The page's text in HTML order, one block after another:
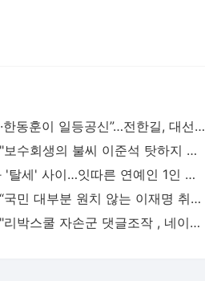
“이준석·한동훈이 일등공신”…전한길, 대선 패배 원인 분석
홍준표 "보수회생의 불씨 이준석 탓하지 마라"
'절세'와 '탈세' 사이…잇따른 연예인 1인 기획사 논란 왜?
김문수 “국민 대부분 원치 않는 이재명 취임”
최민희 "리박스쿨 자손군 댓글조작 , 네이버 조사에서도 확인"